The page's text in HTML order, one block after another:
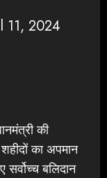
11, 2024
की
का अपमान
सर्वोच्च बलिदान